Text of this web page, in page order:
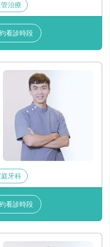
治療
看診時段
牙科
看診時段